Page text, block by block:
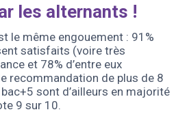
les alternants !
le même engouement : 91%
satisfaits (voire très
et 78% d’entre eux
recommandation de plus de 8
sont d’ailleurs en majorité
9 sur 10.